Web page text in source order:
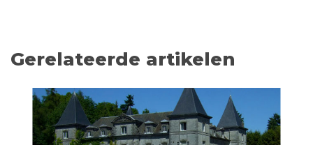
Gerelateerde artikelen